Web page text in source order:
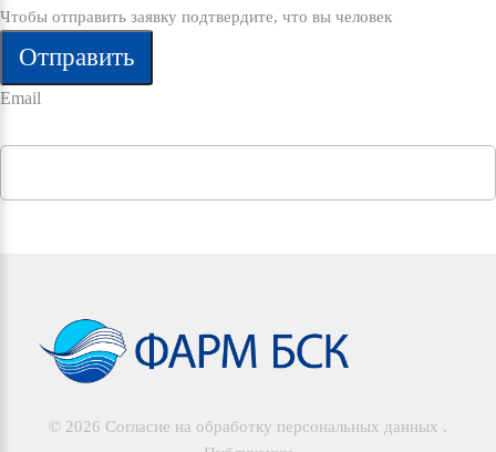
Чтобы отправить заявку подтвердите, что вы человек
Отправить
Email
© 2026 Согласие на обработку персональных данных .